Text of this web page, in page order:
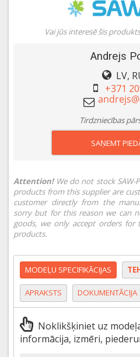
Vai jūs interesē šis
Andrejs
LV,
+371
Tirdzniecības
SAŅEMT
Attention!We do not stock SAW-
products from this supplier are
customer directly from the
sorry but for this reason we can
goods, we only accept orders for
products.
MODEĻU SPECIFIKĀCIJAS
APRAKSTS DOKUMENTĀCIJA
Noklikšķiniet uz
informācija, izmēri,